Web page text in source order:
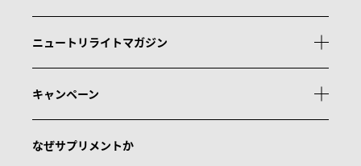
ニュートリライトマガジン
キャンペーン
なぜサプリメントか